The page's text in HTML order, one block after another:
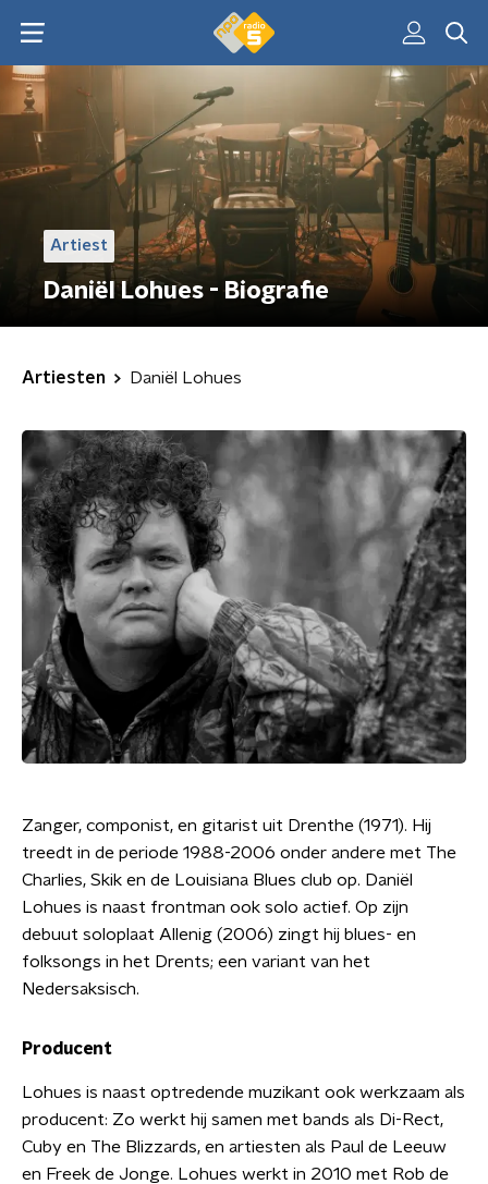
Artiest
Daniël Lohues - Biografie
Artiesten Daniël Lohues
Zanger, componist, en gitarist uit Drenthe (1971). Hij
treedt in de periode 1988-2006 onder andere met The
Charlies, Skik en de Louisiana Blues club op. Daniël
Lohues is naast frontman ook solo actief. Op zijn
debuut soloplaat Allenig (2006) zingt hij blues- en
folksongs in het Drents; een variant van het
Nedersaksisch.
Producent
Lohues is naast optredende muzikant ook werkzaam als
producent: Zo werkt hij samen met bands als Di-Rect,
Cuby en The Blizzards, en artiesten als Paul de Leeuw
en Freek de Jonge. Lohues werkt in 2010 met Rob de